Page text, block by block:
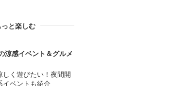
と楽しむ
涼感イベント＆グルメ
しく遊びたい！夜間開
イベントも紹介